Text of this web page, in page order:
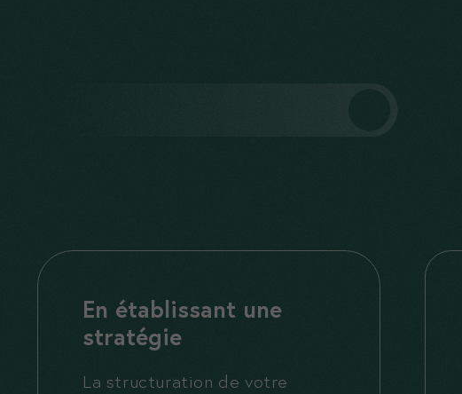
En établissant une
stratégie
La structuration de votre